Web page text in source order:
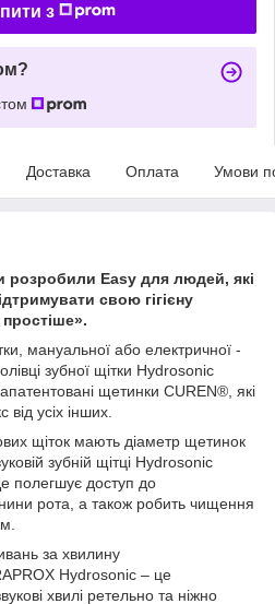
з
Доставка Оплата Умови
Easy для людей, які
свою гігієну
мануальної або електричної -
зубної щітки Hydrosonic
щетинки CUREN®, які
від усіх інших.
щіток мають діаметр щетинок
зубній щітці Hydrosonic
полегшує доступ до
рота, а також робить чищення
за хвилину
Hydrosonic – це
хвилі ретельно та ніжно